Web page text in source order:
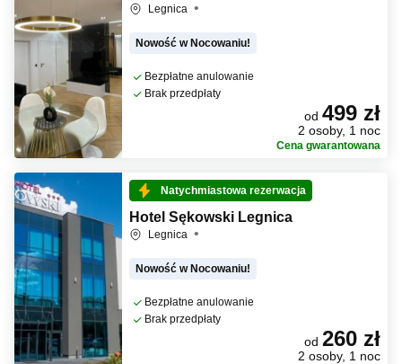
Legnica
Nowość w Nocowaniu!
Bezpłatne anulowanie
Brak przedpłaty
od 499 zł
2 osoby, 1 noc
Cena gwarantowana
Natychmiastowa rezerwacja
Hotel Sękowski Legnica
Legnica
Nowość w Nocowaniu!
Bezpłatne anulowanie
Brak przedpłaty
od 260 zł
2 osoby, 1 noc